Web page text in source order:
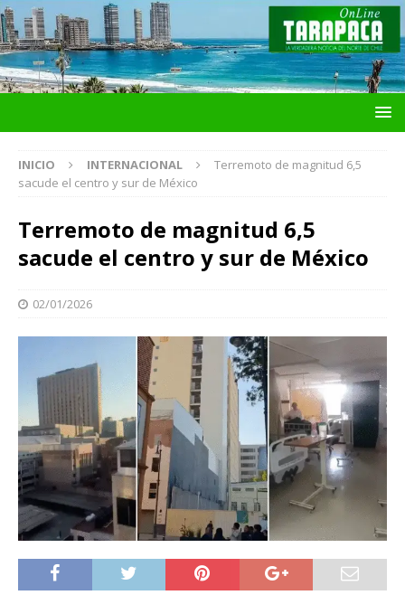
INICIO INTERNACIONAL
Terremoto de magnitud 6,5
sacude el centro y sur de México
Terremoto de magnitud 6,5
sacude el centro y sur de México
02/01/2026